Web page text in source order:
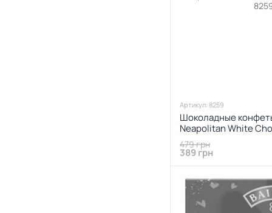
Артикул: 8259
Шоколадные
Neapolitan White
144г
479 грн
389 грн